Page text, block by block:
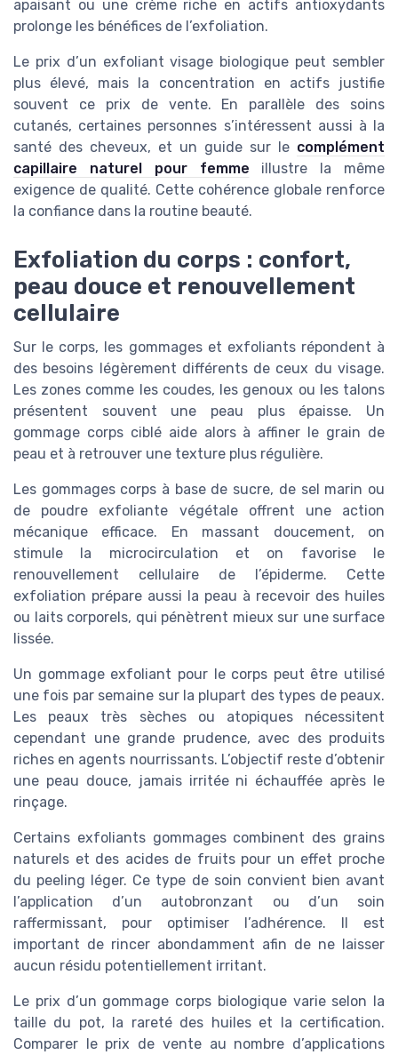
apaisant ou une crème riche en actifs antioxydants
prolonge les bénéfices de l’exfoliation.
Le prix d’un exfoliant visage biologique peut sembler
plus élevé, mais la concentration en actifs justifie
souvent ce prix de vente. En parallèle des soins
cutanés, certaines personnes s’intéressent aussi à la
santé des cheveux, et un guide sur le complément
capillaire naturel pour femme illustre la même
exigence de qualité. Cette cohérence globale renforce
la confiance dans la routine beauté.
Exfoliation du corps : confort,
peau douce et renouvellement
cellulaire
Sur le corps, les gommages et exfoliants répondent à
des besoins légèrement différents de ceux du visage.
Les zones comme les coudes, les genoux ou les talons
présentent souvent une peau plus épaisse. Un
gommage corps ciblé aide alors à affiner le grain de
peau et à retrouver une texture plus régulière.
Les gommages corps à base de sucre, de sel marin ou
de poudre exfoliante végétale offrent une action
mécanique efficace. En massant doucement, on
stimule la microcirculation et on favorise le
renouvellement cellulaire de l’épiderme. Cette
exfoliation prépare aussi la peau à recevoir des huiles
ou laits corporels, qui pénètrent mieux sur une surface
lissée.
Un gommage exfoliant pour le corps peut être utilisé
une fois par semaine sur la plupart des types de peaux.
Les peaux très sèches ou atopiques nécessitent
cependant une grande prudence, avec des produits
riches en agents nourrissants. L’objectif reste d’obtenir
une peau douce, jamais irritée ni échauffée après le
rinçage.
Certains exfoliants gommages combinent des grains
naturels et des acides de fruits pour un effet proche
du peeling léger. Ce type de soin convient bien avant
l’application d’un autobronzant ou d’un soin
raffermissant, pour optimiser l’adhérence. Il est
important de rincer abondamment afin de ne laisser
aucun résidu potentiellement irritant.
Le prix d’un gommage corps biologique varie selon la
taille du pot, la rareté des huiles et la certification.
Comparer le prix de vente au nombre d’applications